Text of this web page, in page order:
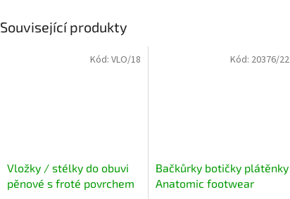
Související produkty
Vložky / stélky do obuvi
pěnové s froté povrchem
Kód: VLO/18
Bačkůrky botičky plátěnky
Anatomic footwear
Kód: 20376/22